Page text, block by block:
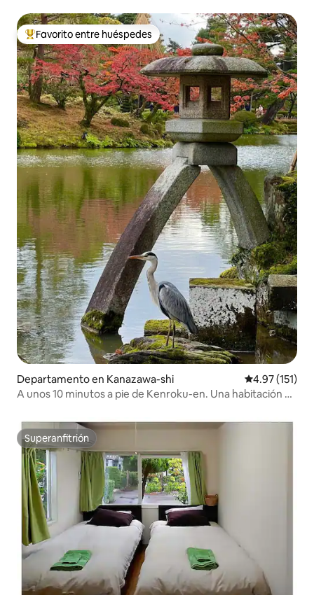
De los mejores en Favorito entre huéspedes
Favorito entre huéspedes
Departamento en Kanazawa-shi Calificación
4.97 (151)
A unos 10 minutos a pie de Kenroku-en. Una habitación en
residencial, conveniente para hacer turismo
Superanfitrión
Superanfitrión